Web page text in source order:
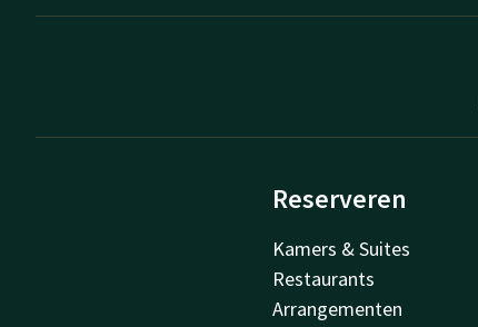
Reserveren
Kamers & Suites
Restaurants
Arrangementen